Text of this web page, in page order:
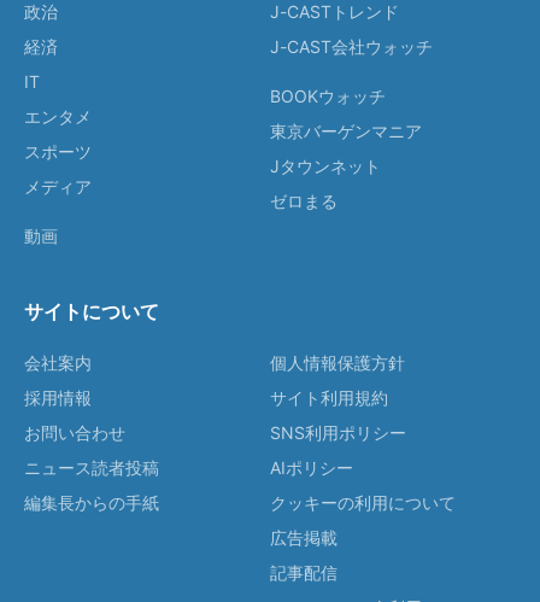
政治
経済
IT
エンタメ
スポーツ
メディア
動画
J-CASTトレンド
J-CAST会社ウォッチ
BOOKウォッチ
東京バーゲンマニア
Jタウンネット
ゼロまる
サイトについて
会社案内
採用情報
お問い合わせ
ニュース読者投稿
編集長からの手紙
個人情報保護方針
サイト利用規約
SNS利用ポリシー
AIポリシー
クッキーの利用について
広告掲載
記事配信